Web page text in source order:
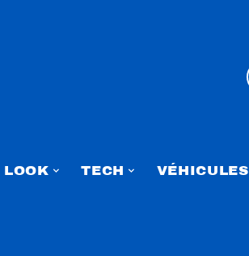
LOOK TECH VÉHICULES